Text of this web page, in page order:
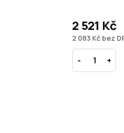
2 521 Kč
2 083 Kč bez